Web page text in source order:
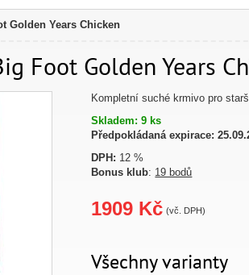
Golden Years Chicken
Foot Golden Years
Kompletní suché krmivo pro
Skladem: 9 ks
Předpokládaná expirace:
DPH: 12 %
Bonus klub: 19 bodů
1909 Kč (vč. DPH)
Všechny varianty